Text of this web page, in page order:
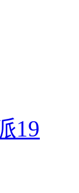
19